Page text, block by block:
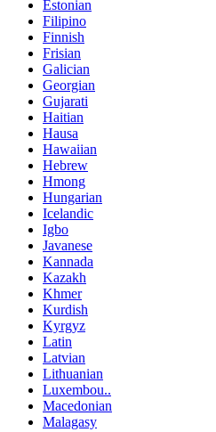
Estonian
Filipino
Finnish
Frisian
Galician
Georgian
Gujarati
Haitian
Hausa
Hawaiian
Hebrew
Hmong
Hungarian
Icelandic
Igbo
Javanese
Kannada
Kazakh
Khmer
Kurdish
Kyrgyz
Latin
Latvian
Lithuanian
Luxembou..
Macedonian
Malagasy